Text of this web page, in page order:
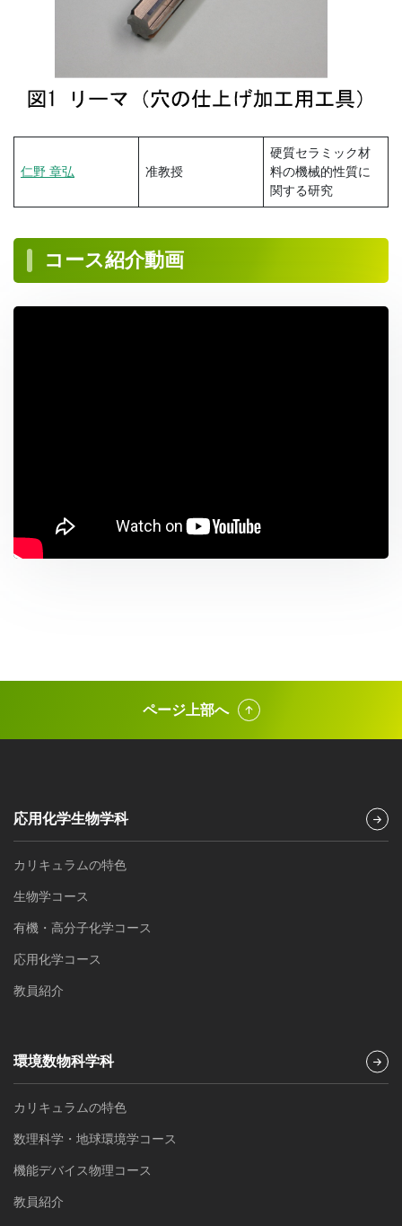
仁野 章弘 准教授
硬質セラミック材
料の機械的性質に
関する研究
コース紹介動画
ページ上部へ
応用化学生物学科
カリキュラムの特色
生物学コース
有機・高分子化学コース
応用化学コース
教員紹介
環境数物科学科
カリキュラムの特色
数理科学・地球環境学コース
機能デバイス物理コース
教員紹介